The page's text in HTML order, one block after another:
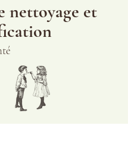
nettoyage et